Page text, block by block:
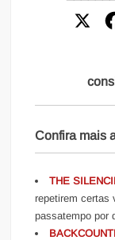
Confira mais
THE
repetirem certas
passatempo por